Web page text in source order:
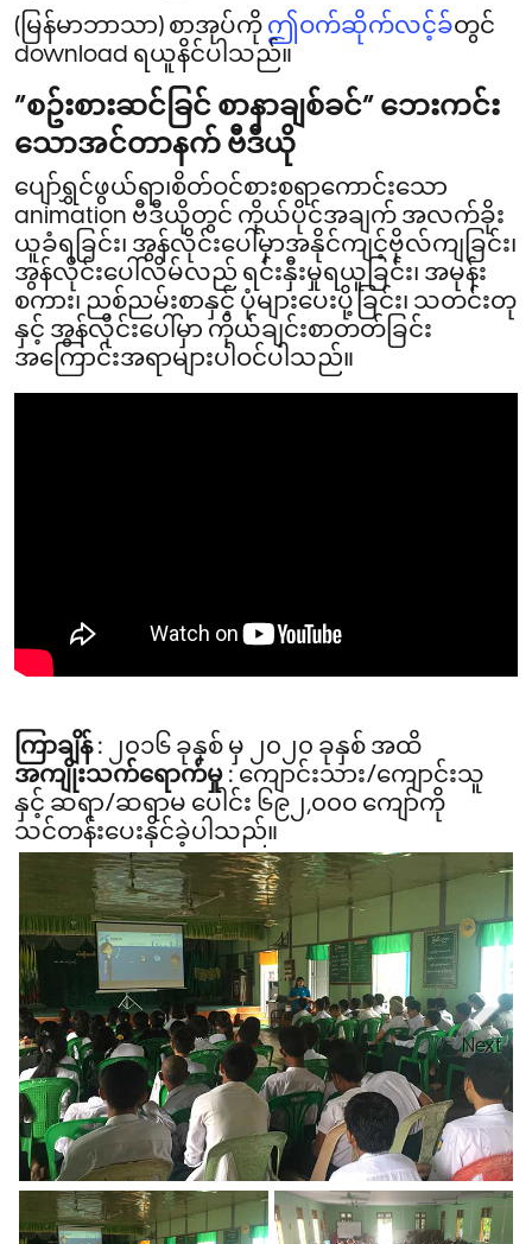
(မြန်မာဘာသာ) စာအုပ်ကို ဤဝက်ဆိုက်လင့်ခ်တွင်
download ရယူနိင်ပါသည်။
“စဥ်းစားဆင်ခြင် စာနာချစ်ခင်” ဘေးကင်း
သောအင်တာနက် ဗီဒီယို
ပျော်ရွှင်ဖွယ်ရာ၊စိတ်ဝင်စားစရာကောင်းသော
animation ဗီဒီယိုတွင် ကိုယ်ပိုင်အချက် အလက်ခိုး
ယူခံရခြင်း၊ အွန်လိုင်းပေါ်မှာအနိုင်ကျင့်ဗိုလ်ကျခြင်း၊
အွန်လိုင်းပေါ်လိမ်လည် ရင်းနှီးမှုရယူခြင်း၊ အမုန်း
စကား၊ ညစ်ညမ်းစာနှင့် ပုံများပေးပို့ခြင်း၊ သတင်းတု
နှင့် အွန်လိုင်းပေါ်မှာ ကိုယ်ချင်းစာတတ်ခြင်း
အကြောင်းအရာများပါဝင်ပါသည်။
ကြာချိန် :
၂၀၁၆ ခုနှစ် မှ ၂၀၂၀ ခုနှစ် အထိ
အကျိုးသက်ရောက်မှု : ကျောင်းသား/ကျောင်းသူ
နှင့် ဆရာ/ဆရာမ ပေါင်း ၆၉၂,၀၀၀ ကျော်ကို
သင်တန်းပေးနိုင်ခဲ့ပါသည်။
Next